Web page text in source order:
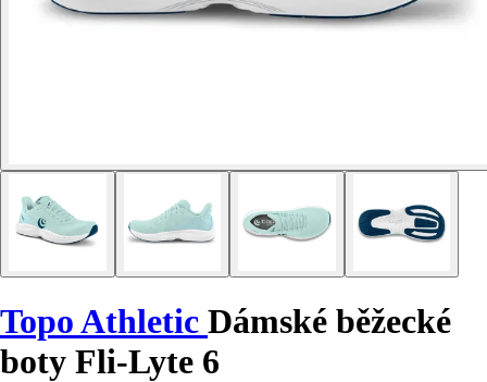
Topo Athletic Dámské běžecké
boty Fli-Lyte 6